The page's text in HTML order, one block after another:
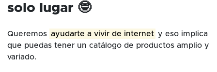
solo lugar 🤓
Queremos ayudarte a vivir de internet y eso implica
que puedas tener un catálogo de productos amplio y
variado.